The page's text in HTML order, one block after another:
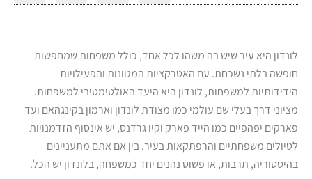
לונדון היא עיר שיש בה משהו לכל אחד, כולל משפחות שמחפשות
חופשה בלתי נשכחת. עם האטרקציות המגוונות והפעילויות
הידידותיות למשפחות, לונדון היא היעד האולטימטיבי למשפחות.
מציוני דרך בעלי שם עולמי כמו מצודת לונדון וארמון בקינגהאם ועד
פארקים יפהפיים כמו הייד פארק וקיו גרדנס, יש אינסוף הזדמנויות
לטיולים משפחתיים והרפתקאות בעיר. בין אם אתם מתעניינים
בהיסטוריה, תרבות, או פשוט נהנים יחד כמשפחה, בלונדון יש הכל.